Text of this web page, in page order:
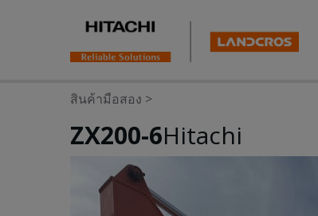
สินค้ามือสอง >
ZX200-6Hitachi
Photos & Videos